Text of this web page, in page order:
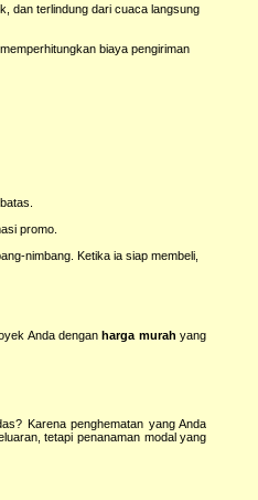
dan terlindung dari cuaca langsung
memperhitungkan biaya pengiriman
promo.
nimbang. Ketika ia siap membeli,
Anda dengan harga murah yang
Karena penghematan yang Anda
tetapi penanaman modal yang